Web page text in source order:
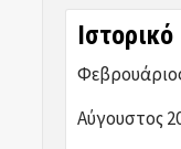
Ιστορικό
Αύγουστος